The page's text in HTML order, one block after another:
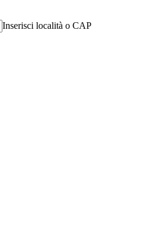
Inserisci località o CAP